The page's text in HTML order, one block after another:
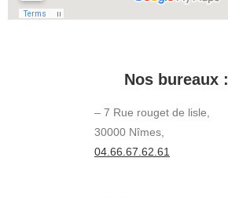
Nos bureaux :
– 7 Rue rouget de lisle,
30000 Nîmes,
04.66.67.62.61